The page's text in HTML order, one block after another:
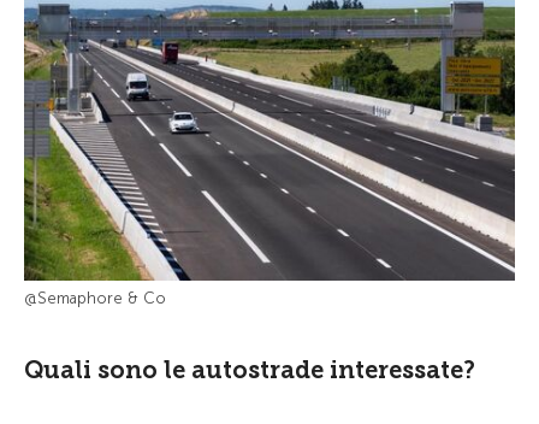
@Semaphore & Co
Quali sono le autostrade interessate?